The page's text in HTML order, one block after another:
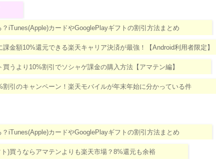
iTunes(Apple)カードやGooglePlayギフトの割引方法まとめ
金額10%還元できる楽天キャリア決済が最強！【Android利用者限定】
うより10%割引でソシャゲ課金の購入方法【アマテン編】
割引のキャンペーン！楽天モバイルが年末年始に分かっている件
iTunes(Apple)カードやGooglePlayギフトの割引方法まとめ
)買うならアマテンよりも楽天市場？8%還元も余裕